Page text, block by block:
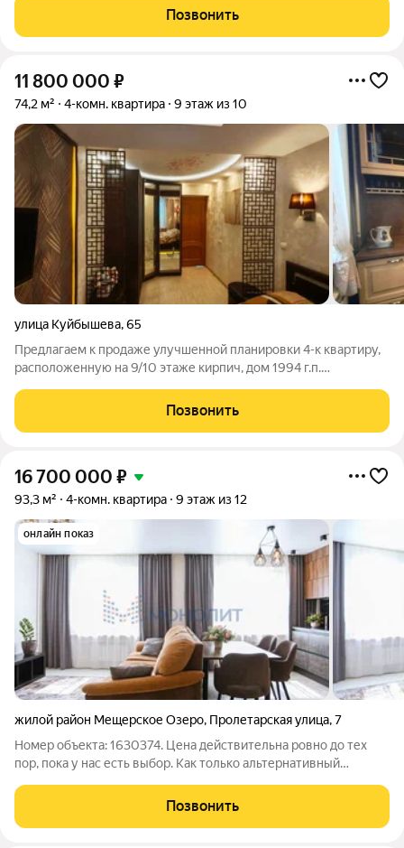
инфраструктура, радом магазины, торговые центры, школы.
Хорошая транспортная развязка. Чистая
Позвонить
11 800 000 ₽
74,2 м² 4-комн. квартира 9 этаж из 10
улица Куйбышева,65
Предлагаем к продаже улучшенной планировки 4-к квартиру,
расположенную на 9/10 этаже кирпич, дом 1994 г.п.
(17,2+11,4+13,0+10,8 кв.м).
Позвонить
16 700 000 ₽
93,3 м² 4-комн. квартира 9 этаж из 12
онлайн показ
жилой район Мещерское Озеро, Пролетарская улица,7
Номер объекта: 1630374. Цена действительна ровно до тех
пор, пока у нас есть выбор. Как только альтернативный
Продаётся уютная четырёхкомнатная квартира в легендарном
немецком проекте у Мещерского
Позвонить